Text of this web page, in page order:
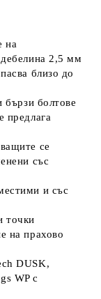
на
2,5 мм
близо до
бързи болтове
предлага
се
със
и със
точки
на прахово
DUSK,
WP с